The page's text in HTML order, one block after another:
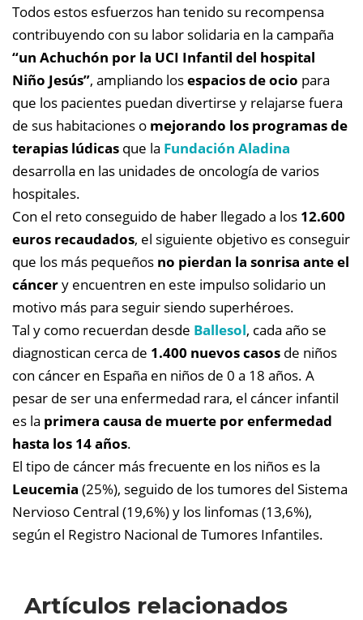
Todos estos esfuerzos han tenido su recompensa
contribuyendo con su labor solidaria en la campaña
“un Achuchón por la UCI Infantil del hospital
Niño Jesús”, ampliando losespacios de ocio para
que los pacientes puedan divertirse y relajarse fuera
de sus habitaciones o mejorando los programas de
terapias lúdicas que la Fundación Aladina
desarrolla en las unidades de oncología de varios
hospitales.
Con el reto conseguido de haber llegado a los 12.600
euros recaudados, el siguiente objetivo es conseguir
que los más pequeños no pierdan la sonrisa ante el
cáncery encuentren en este impulso solidario un
motivo más para seguir siendo superhéroes.
Tal y como recuerdan desde Ballesol, cada año se
diagnostican cerca de 1.400 nuevos casos de niños
con cáncer en España en niños de 0 a 18 años. A
pesar de ser una enfermedad rara, el cáncer infantil
es la primera causa de muerte por enfermedad
hasta los 14 años.
El tipo de cáncer más frecuente en los niños es la
Leucemia (25%), seguido de los tumores del Sistema
Nervioso Central (19,6%) y los linfomas (13,6%),
según el Registro Nacional de Tumores Infantiles.
Artículos relacionados